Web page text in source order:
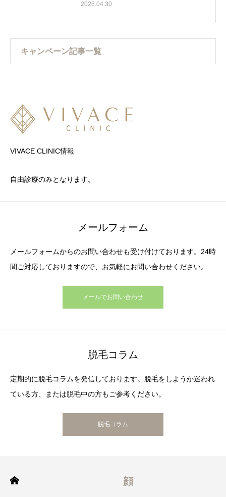
2026.04.30
キャンペーン記事一覧
VIVACE CLINIC情報
自由診療のみとなります。
メールフォーム
メールフォームからのお問い合わせも受け付けております。24時
間ご対応しておりますので、お気軽にお問い合わせください。
メールでお問い合わせ
脱毛コラム
定期的に脱毛コラムを発信しております。脱毛をしようか迷われ
ている方、または脱毛中の方もご参考ください。
脱毛コラム
顔